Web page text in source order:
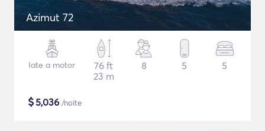
Azimut 72
Iate a motor
76 ft
23 m
8 5 5
$5,036 /noite